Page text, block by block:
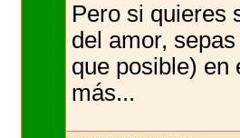
Pero si quieres
del amor,
que posible) en
más...